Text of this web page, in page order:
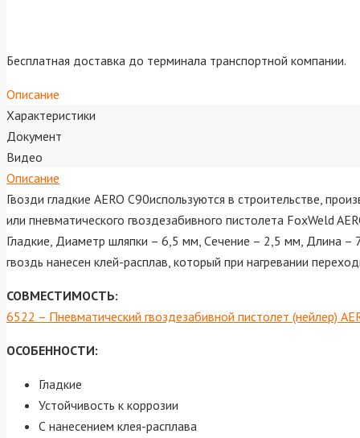
Бесплатная доставка до терминала транспортной компании.
Описание
Характеристики
Документ
Видео
Описание
Гвозди гладкие AERO C90используются в строительстве,
или пневматического гвоздезабивного пистолета FoxWeld
Гладкие, Диаметр шляпки – 6,5 мм, Cечение – 2,5 мм, Длина
гвоздь нанесен клей-расплав, который при нагревании
СОВМЕСТИМОСТЬ:
6522 – Пневматический гвоздезабивной пистолет (нейлер)
ОСОБЕННОСТИ:
Гладкие
Устойчивость к коррозии
С нанесением клея-расплава